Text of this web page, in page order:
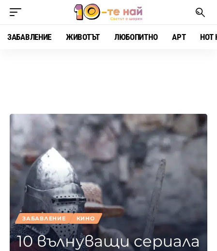
ЗАБАВЛЕНИЕ ЖИВОТЪТ ЛЮБОПИТНО АРТ HOT
ЗАБАВЛЕНИЕ КИНО
10 вълнуващи сериала